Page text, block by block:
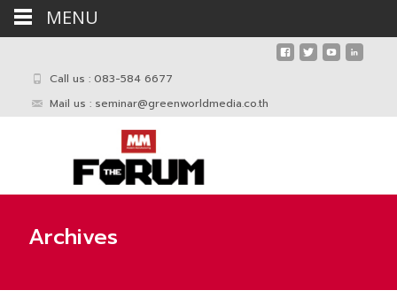
Call us : 083-584 6677
Mail us : seminar@greenworldmedia.co.th
Archives
MENU